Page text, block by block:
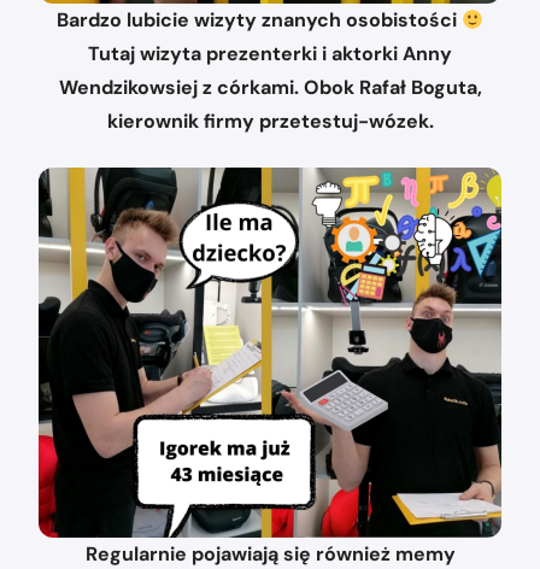
Bardzo lubicie wizyty znanych osobistości
Tutaj wizyta prezenterki i aktorki Anny
Wendzikowsiej z córkami. Obok Rafał Boguta,
kierownik firmy przetestuj-wózek.
Regularnie pojawiają się również memy